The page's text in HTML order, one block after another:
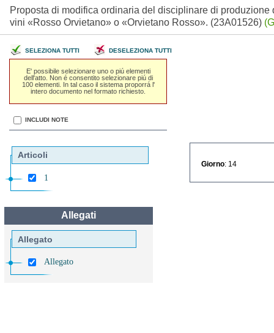
Proposta di modifica ordinaria del disciplinare di
vini «Rosso Orvietano» o «Orvietano Rosso». (23A01526)
SELEZIONA TUTTI DESELEZIONA TUTTI
E' possibile selezionare uno o piú elementi
dell'atto. Non é consentito selezionare piú di
100 elementi. In tal caso il sistema proporrá l'
intero documento nel formato richiesto.
INCLUDI NOTE
Articoli
1
Allegati
Allegato
Allegato
Giorno : 14